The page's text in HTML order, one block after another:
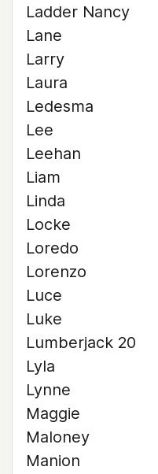
Ladder Nancy
Lane
Larry
Laura
Ledesma
Lee
Leehan
Liam
Linda
Locke
Loredo
Lorenzo
Luce
Luke
Lumberjack 20
Lyla
Lynne
Maggie
Maloney
Manion